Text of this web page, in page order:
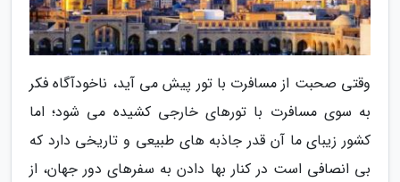
وقتی صحبت از مسافرت با تور پیش می آید، ناخودآگاه فکر
به سوی مسافرت با تورهای خارجی کشیده می شود؛ اما
کشور زیبای ما آن قدر جاذبه های طبیعی و تاریخی دارد که
بی انصافی است در کنار بها دادن به سفرهای دور جهان، از